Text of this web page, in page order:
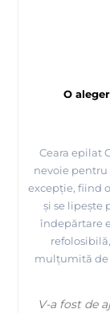
O
Ceara epilat
nevoie pentru
excepție, fiind
și se lipește
îndepărtare
mulțumită de
V-a fost de